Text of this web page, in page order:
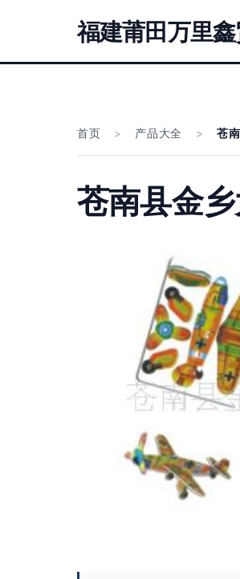
福建莆田万里
首页 > 产品大全 > 苍
苍南县金